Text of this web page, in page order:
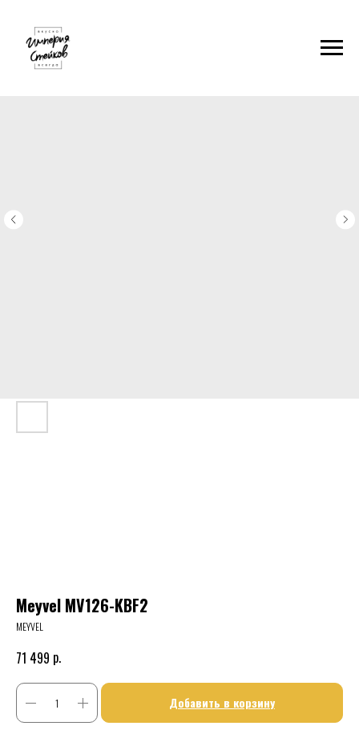
Meyvel MV126-KBF2
MEYVEL
71 499 р.
Добавить в корзину